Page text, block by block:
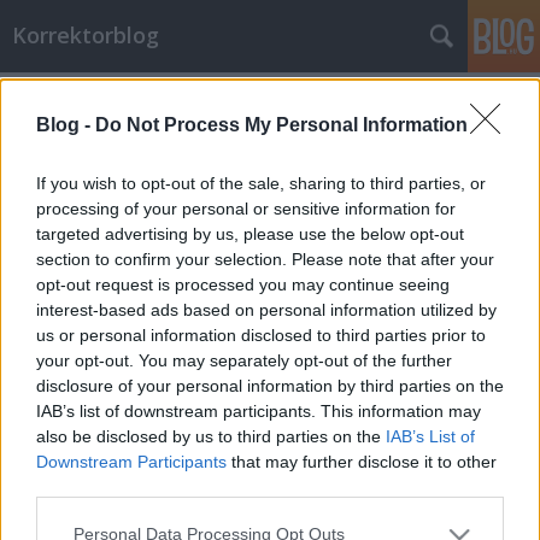
Blog - Do Not Process My Personal Information
If you wish to opt-out of the sale, sharing to third parties, or
processing of your personal or sensitive information for
targeted advertising by us, please use the below opt-out
section to confirm your selection. Please note that after your
opt-out request is processed you may continue seeing
interest-based ads based on personal information utilized by
us or personal information disclosed to third parties prior to
your opt-out. You may separately opt-out of the further
disclosure of your personal information by third parties on the
IAB’s list of downstream participants. This information may
also be disclosed by us to third parties on the IAB’s List of
Downstream Participants that may further disclose it to other
Please note that this website/app uses one or more Google
Personal Data Processing Opt Outs
Korrektorblog
A kongruencia sejtelmes köde
don B•2010. október 20.
Azzal kezdődött, hogy nyájas megmondóemberünk
újra írt: man@wo.rk to ugyelet Magas színvonalú,
kulturált jó estét kívánunk! man@wo.rk úgy
gondolta, hogy ez a cikk/hír érdekelheti önt: Újabb
extraadók, vége lehet a magánnyugdíjpénztáraknak
Hé! Van legalább egy…
Egyeztetünk-e? Nem-e?
A csúnya fiúk szíve 3.